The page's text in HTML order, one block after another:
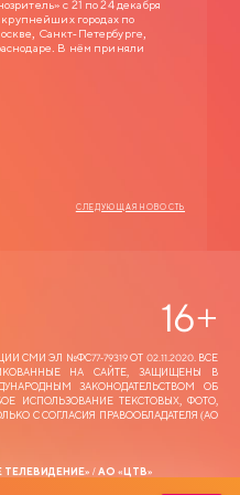
с 21 по 24 декабря
крупнейших городах по
Санкт-Петербурге,
В нём приняли
СЛЕДУЮЩАЯ НОВОСТЬ
СМИ ЭЛ №ФС77-79319 ОТ 02.11.2020. ВСЕ
НА САЙТЕ, ЗАЩИЩЕНЫ В
ЗАКОНОДАТЕЛЬСТВОМ ОБ
ИСПОЛЬЗОВАНИЕ ТЕКСТОВЫХ, ФОТО,
С СОГЛАСИЯ ПРАВООБЛАДАТЕЛЯ (АО
/ АО «ЦТВ»
16+